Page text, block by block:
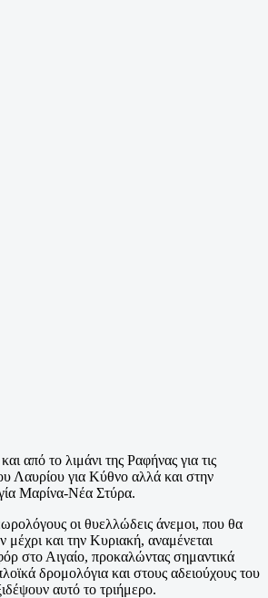
από το λιμάνι της Ραφήνας για τις
Λαυρίου για Κύθνο αλλά και στην
Μαρίνα-Νέα Στύρα.
οι θυελλώδεις άνεμοι, που θα
μέχρι και την Κυριακή, αναμένεται
στο Αιγαίο, προκαλώντας σημαντικά
δρομολόγια και στους αδειούχους του
αυτό το τριήμερο.